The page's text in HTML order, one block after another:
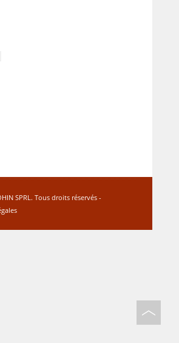
SPRL. Tous droits réservés -